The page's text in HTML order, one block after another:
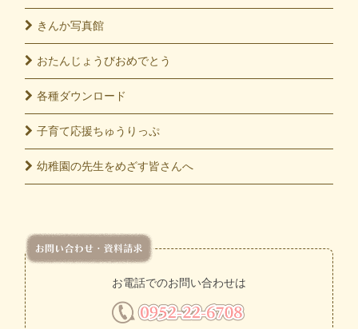
きんか写真館
おたんじょうびおめでとう
各種ダウンロード
子育て応援ちゅうりっぷ
幼稚園の先生をめざす皆さんへ
お電話でのお問い合わせは